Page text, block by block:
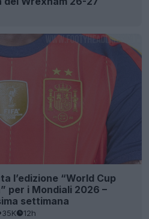
l’edizione “World Cup
per i Mondiali 2026 –
settimana
35K 12h